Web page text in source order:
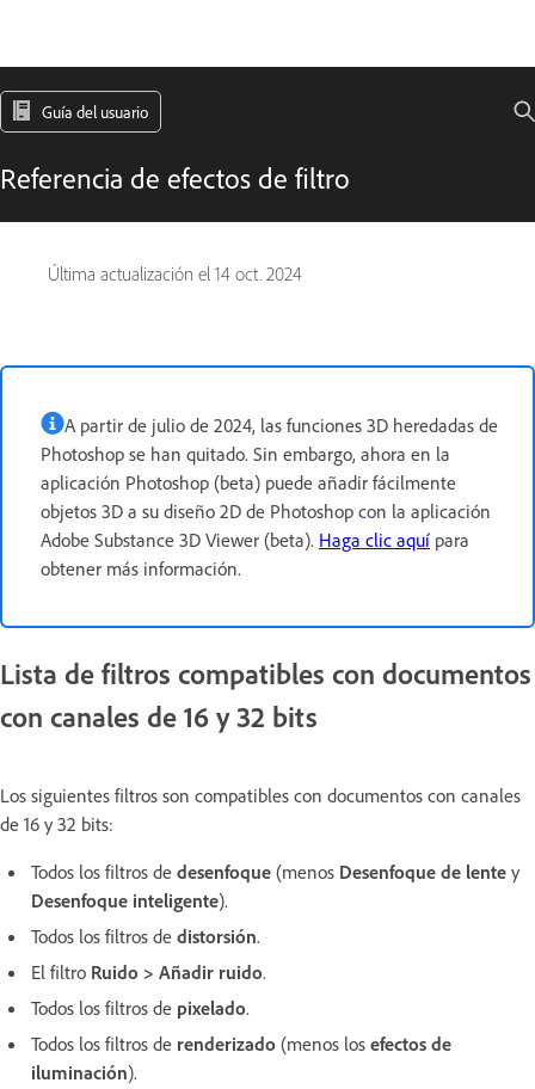
Guía del usuario
Referencia de efectos de filtro
Última actualización el 14 oct. 2024
A partir de julio de 2024, las funciones 3D heredadas de
Photoshop se han quitado. Sin embargo, ahora en la
aplicación Photoshop (beta) puede añadir fácilmente
objetos 3D a su diseño 2D de Photoshop con la aplicación
Adobe Substance 3D Viewer (beta). Haga clic aquí para
obtener más información.
Lista de filtros compatibles con documentos
con canales de 16 y 32 bits
Los siguientes filtros son compatibles con documentos con canales
de 16 y 32 bits:
Todos los filtros de desenfoque (menos Desenfoque de lente y
Desenfoque inteligente).
Todos los filtros de distorsión.
El filtro Ruido > Añadir ruido.
Todos los filtros de pixelado.
Todos los filtros de renderizado (menos los efectos de
iluminación).